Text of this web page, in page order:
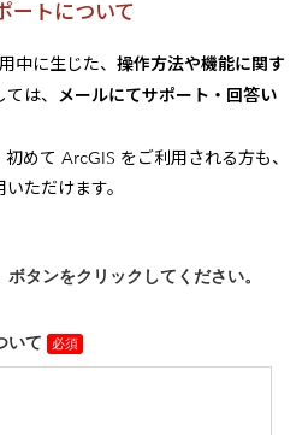
ートについて
中に生じた、 操作方法や機能に関す
は、 メールにてサポート・回答い
めて ArcGIS をご利用される方も、
ただけます。